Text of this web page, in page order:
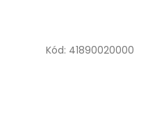
Kód: 41890020000